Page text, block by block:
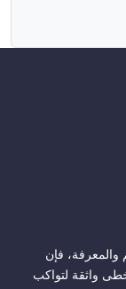
والمعرفة، فإن
واثقة لتواكب